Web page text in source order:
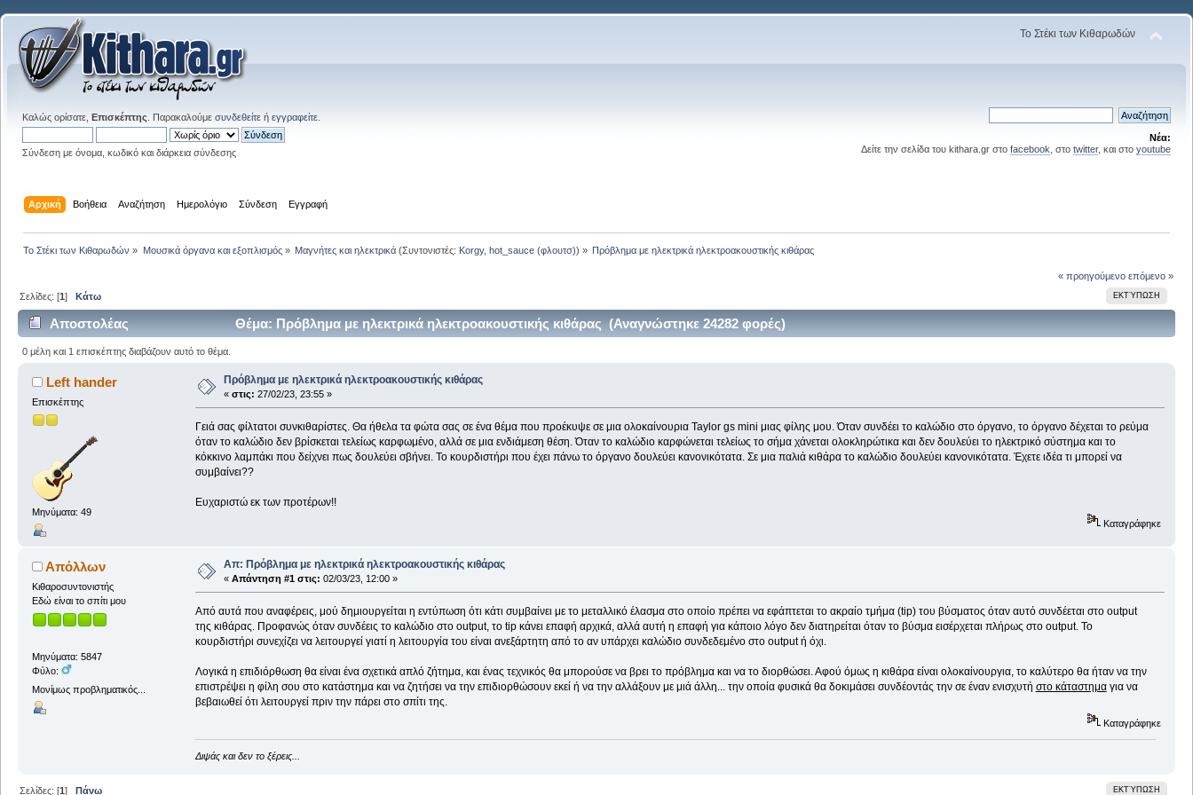
Το Στέκι των Κιθαρωδών
Καλώς ορίσατε, Επισκέπτης . Παρακαλούμε συνδεθείτε ή εγγραφείτε
Σύνδεση με όνομα, κωδικό και διάρκεια σύνδεσης
Νέα:
Δείτε την σελίδα του kithara.gr στο facebook , στο twitter, και στο youtube
Αρχική Βοήθεια Αναζήτηση Ημερολόγιο Σύνδεση Εγγραφή
Το Στέκι των Κιθαρωδών » Μουσικά όργανα και εξοπλισμός» Μαγνήτες και ηλεκτρικά(Συντονιστές: Korgy, hot_sauce (φλουτσ)) » Πρόβλημα με ηλεκτρικά ηλεκτροακουστικής κιθάρας
« προηγούμενο επόμενο »
ΕΚΤΎΠΩΣΗ
Σελίδες: [1]Κάτω
Αποστολέας Θέμα: Πρόβλημα με ηλεκτρικά ηλεκτροακουστικής κιθάρας (Αναγνώστηκε 24282 φορές)
0 μέλη και 1 επισκέπτης διαβάζουν αυτό το θέμα.
Left hander
Επισκέπτης
Μηνύματα: 49
Πρόβλημα με ηλεκτρικά ηλεκτροακουστικής κιθάρας
« στις: 27/02/23, 23:55 »
Γειά σας φίλτατοι συνκιθαρίστες. Θα ήθελα τα φώτα σας σε ένα θέμα που προέκυψε σε μια ολοκαίνουρια Taylor gs mini μιας φίλης μου. Όταν συνδέει το καλώδιο στο όργανο, το όργανο δέχεται το ρεύμα
όταν το καλώδιο δεν βρίσκεται τελείως καρφωμένο, αλλά σε μια ενδιάμεση θέση. Όταν το καλώδιο καρφώνεται τελείως το σήμα χάνεται ολοκληρώτικα και δεν δουλεύει το ηλεκτρικό σύστημα και το
κόκκινο λαμπάκι που δείχνει πως δουλεύει σβήνει. Το κουρδιστήρι που έχει πάνω το όργανο δουλεύει κανονικότατα. Σε μια παλιά κιθάρα το καλώδιο δουλεύει κανονικότατα. Έχετε ιδέα τι μπορεί να
συμβαίνει??
Ευχαριστώ εκ των προτέρων!!
Καταγράφηκε
Απόλλων
Κιθαροσυντονιστής
Εδώ είναι το σπίτι μου
Μηνύματα: 5847
Φύλο:
Μονίμως προβληματικός...
Απ: Πρόβλημα με ηλεκτρικά ηλεκτροακουστικής κιθάρας
« Απάντηση #1 στις: 02/03/23, 12:00 »
Από αυτά που αναφέρεις, μού δημιουργείται η εντύπωση ότι κάτι συμβαίνει με τo μεταλλικό έλασμα στο οποίο πρέπει να εφάπτεται το ακραίο τμήμα (tip) του βύσματος όταν αυτό συνδέεται στο output
της κιθάρας. Προφανώς όταν συνδέεις το καλώδιο στο output, το tip κάνει επαφή αρχικά, αλλά αυτή η επαφή για κάποιο λόγο δεν διατηρείται όταν το βύσμα εισέρχεται πλήρως στο output. Το
κουρδιστήρι συνεχίζει να λειτουργεί γιατί η λειτουργία του είναι ανεξάρτητη από το αν υπάρχει καλώδιο συνδεδεμένο στο output ή όχι.
Λογικά η επιδιόρθωση θα είναι ένα σχετικά απλό ζήτημα, και ένας τεχνικός θα μπορούσε να βρει το πρόβλημα και να το διορθώσει. Αφού όμως η κιθάρα είναι ολοκαίνουργια, το καλύτερο θα ήταν να την
επιστρέψει η φίλη σου στο κατάστημα και να ζητήσει να την επιδιορθώσουν εκεί ή να την αλλάξουν με μιά άλλη... την οποία φυσικά θα δοκιμάσει συνδέοντάς την σε έναν ενισχυτή στο κάταστημαγια να
βεβαιωθεί ότι λειτουργεί πριν την πάρει στο σπίτι της.
Καταγράφηκε
Διψάς και δεν το ξέρεις...
ΕΚΤΎΠΩΣΗ
Σελίδες: [1]Πάνω